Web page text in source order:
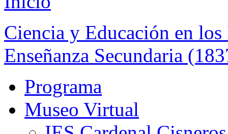
Ciencia y Educación en
Enseñanza Secundaria
Programa
Museo Virtual